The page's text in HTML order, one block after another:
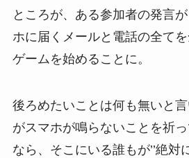
ところが、ある参加者の発言
ホに届くメールと電話の全てを
ゲームを始めることに。
後ろめたいことは何も無いと
がスマホが鳴らないことを祈
なら、そこにいる誰もが’’絶対